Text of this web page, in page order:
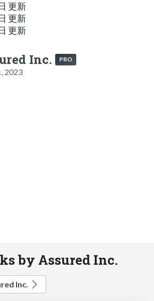
更新
更新
更新
Inc. PRO
2023
by Assured Inc.
Inc.